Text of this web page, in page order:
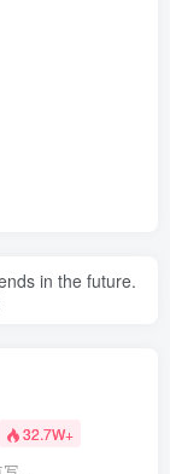
in the future.
32.7W+